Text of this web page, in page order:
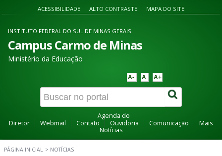
ACESSIBILIDADE ALTO CONTRASTE MAPA DO SITE
INSTITUTO FEDERAL DO SUL DE MINAS GERAIS
Campus Carmo de Minas
Ministério da Educação
A- A A+
Agenda do
Diretor
Webmail Contato Ouvidoria Comunicação
Mais
Notícias
PÁGINA INICIAL > NOTÍCIAS